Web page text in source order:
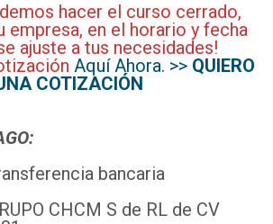
hacer el curso cerrado,
empresa, en el horario y fecha
ajuste a tus necesidades!
Aquí Ahora. >> QUIERO
COTIZACIÓN
bancaria
CHCM S de RL de CV